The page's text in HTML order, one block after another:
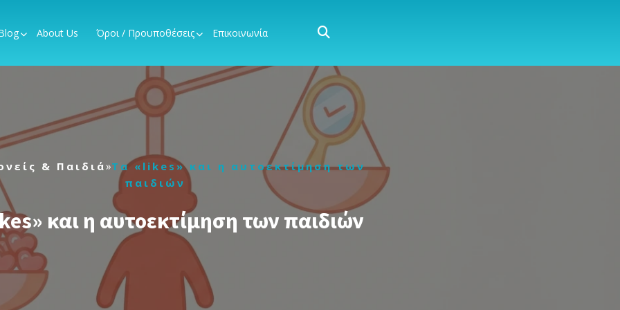
About Us Όροι / Προυποθέσεις Επικοινωνία
& Παιδιά»Τα «likes» και η αυτοεκτίμηση των
παιδιών
και η αυτοεκτίμηση των παιδιών